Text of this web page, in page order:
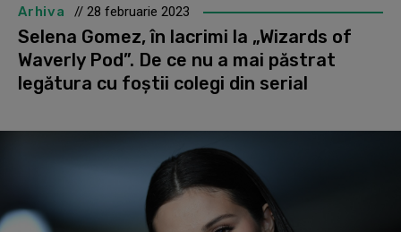
Arhiva // 28 februarie 2023
Selena Gomez, în lacrimi la „Wizards of
Waverly Pod”. De ce nu a mai păstrat
legătura cu foștii colegi din serial